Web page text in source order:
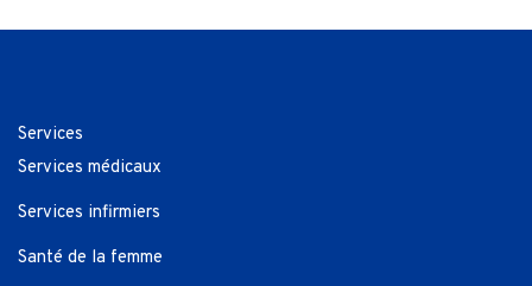
Services
Services médicaux
Services infirmiers
Santé de la femme